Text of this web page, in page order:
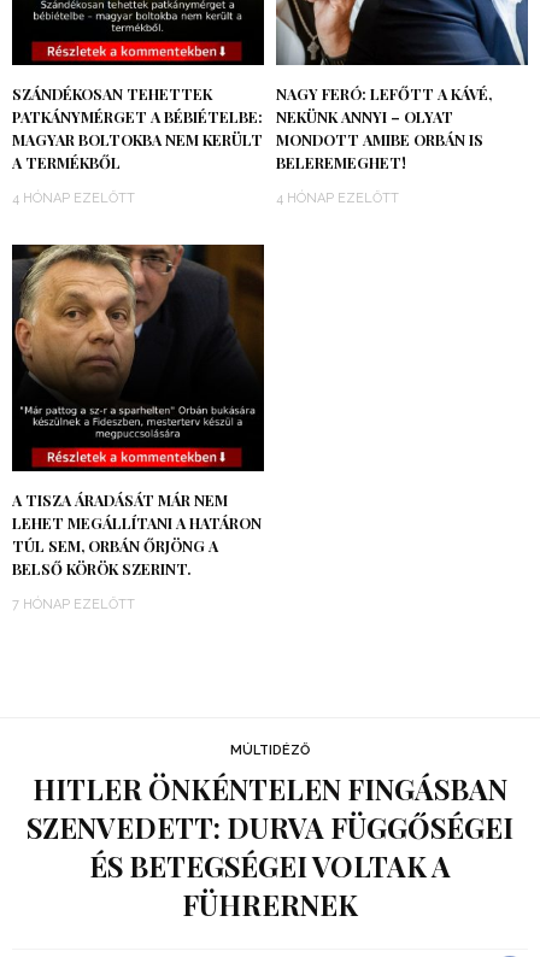
SZÁNDÉKOSAN TEHETTEK
PATKÁNYMÉRGET A BÉBIÉTELBE:
MAGYAR BOLTOKBA NEM KERÜLT
A TERMÉKBŐL
4 HÓNAP EZELŐTT
NAGY FERÓ: LEFŐTT A KÁVÉ,
NEKÜNK ANNYI – OLYAT
MONDOTT AMIBE ORBÁN IS
BELEREMEGHET!
4 HÓNAP EZELŐTT
A TISZA ÁRADÁSÁT MÁR NEM
LEHET MEGÁLLÍTANI A HATÁRON
TÚL SEM, ORBÁN ŐRJÖNG A
BELSŐ KÖRÖK SZERINT.
7 HÓNAP EZELŐTT
MÚLTIDÉZŐ
HITLER ÖNKÉNTELEN FINGÁSBAN
SZENVEDETT: DURVA FÜGGŐSÉGEI
ÉS BETEGSÉGEI VOLTAK A
FÜHRERNEK